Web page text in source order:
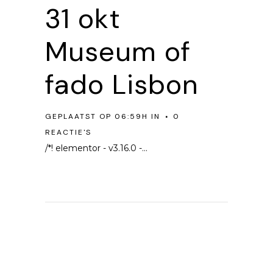
31 okt
Museum of
fado Lisbon
GEPLAATST OP 06:59H IN
0
REACTIE'S
/*! elementor - v3.16.0 -...